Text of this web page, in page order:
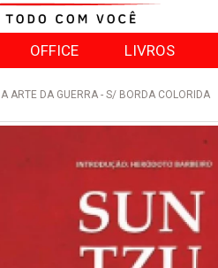
OFFICE LIVROS
A ARTE DA GUERRA - S/ BORDA COLORIDA